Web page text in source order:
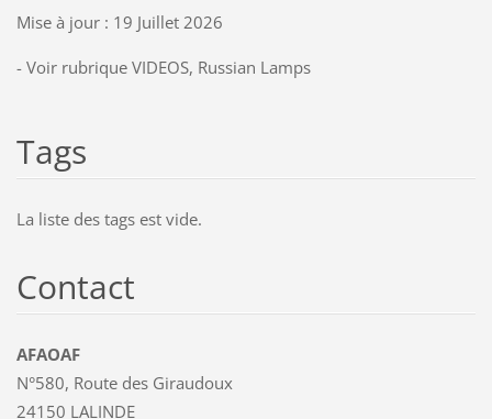
Mise à jour : 19 Juillet 2026
- Voir rubrique VIDEOS, Russian Lamps
Tags
La liste des tags est vide.
Contact
AFAOAF
N°580, Route des Giraudoux
24150 LALINDE